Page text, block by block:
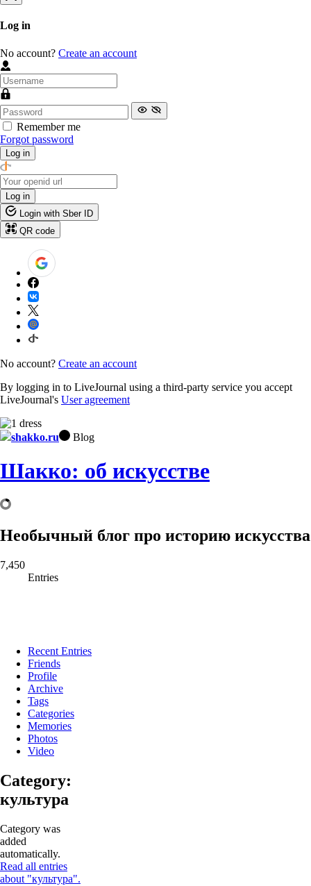
Log in
No account? Create an account
Remember me
Forgot password
Log in
Log in
Login with Sber ID
QR code
No account? Create an account
By logging in to LiveJournal using a third-party service you accept
LiveJournal's User agreement
shakko.ru Blog
Шакко: об искусстве
Необычный блог про историю искусства
7,450
Entries
Recent Entries
Friends
Profile
Archive
Tags
Categories
Memories
Photos
Video
Category:
культура
Category was
added
automatically.
Read all entries
about "культура".